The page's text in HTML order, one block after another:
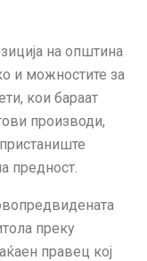
на општина
и можностите за
кои бараат
производи,
предност.
преку
правец кој